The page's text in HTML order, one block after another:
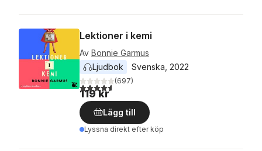
Lektioner i kemi
Av Bonnie Garmus
Ljudbok
Svenska 2022
4,6utav 5 stjärnor. Totalt antal röster:
(697)
119 kr
Lägg till
Lyssna direkt efter köp